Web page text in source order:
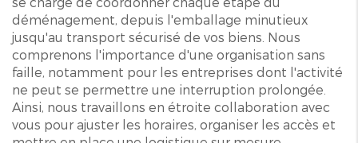
déménagement, depuis l'emballage minutieux
jusqu'au transport sécurisé de vos biens. Nous
comprenons l'importance d'une organisation sans
faille, notamment pour les entreprises dont l'activité
ne peut se permettre une interruption prolongée.
Ainsi, nous travaillons en étroite collaboration avec
vous pour ajuster les horaires, organiser les accès et